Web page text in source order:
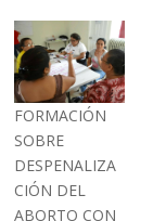
FORMACIÓN
SOBRE
DESPENALIZA
CIÓN DEL
ABORTO CON